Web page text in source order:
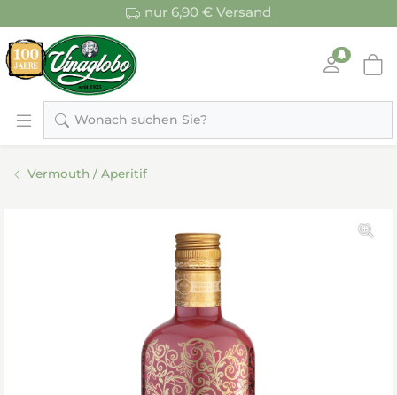
nur 6,90 € Versand
Wonach suchen Sie?
Vermouth / Aperitif